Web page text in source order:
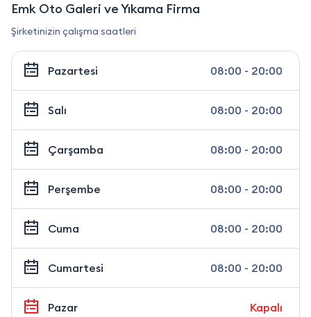
Emk Oto Galeri ve Yıkama Firma
Şirketinizin çalışma saatleri
Pazartesi 08:00 - 20:00
Salı 08:00 - 20:00
Çarşamba 08:00 - 20:00
Perşembe 08:00 - 20:00
Cuma 08:00 - 20:00
Cumartesi 08:00 - 20:00
Pazar Kapalı